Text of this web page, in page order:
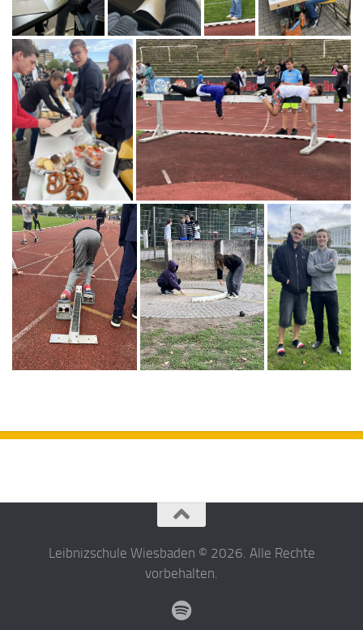
Leibnizschule Wiesbaden © 2026. Alle Rechte
vorbehalten.